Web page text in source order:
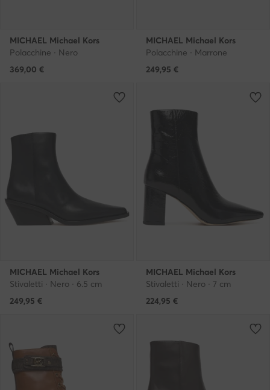
MICHAEL Michael Kors
Polacchine · Nero
369,00 €
MICHAEL Michael Kors
Polacchine · Marrone
249,95 €
MICHAEL Michael Kors
Stivaletti · Nero · 6.5 cm
249,95 €
MICHAEL Michael Kors
Stivaletti · Nero · 7 cm
224,95 €